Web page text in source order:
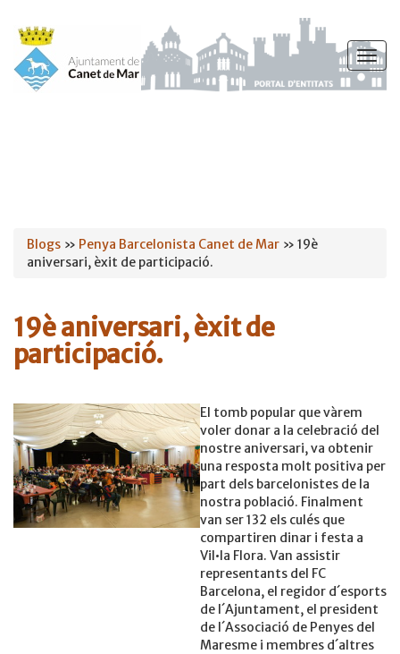
Vés
contingut
Esteu
aquí
Blogs » Penya Barcelonista Canet de Mar » 19è
aniversari, èxit de participació.
19è aniversari, èxit de
participació.
El tomb popular que vàrem
voler donar a la celebració del
nostre aniversari, va obtenir
una resposta molt positiva per
part dels barcelonistes de la
nostra població. Finalment
van ser 132 els culés que
compartiren dinar i festa a
Vil•la Flora. Van assistir
representants del FC
Barcelona, el regidor d´esports
de l´Ajuntament, el president
de l´Associació de Penyes del
Maresme i membres d´altres